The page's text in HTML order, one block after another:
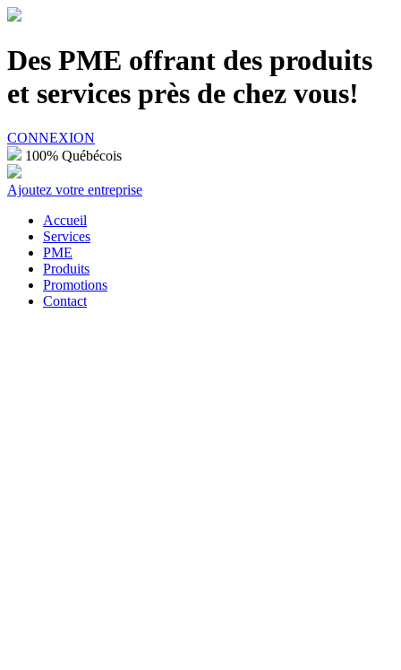
Des PME offrant des produits
et services près de chez vous!
CONNEXION
100% Québécois
Ajoutez votre entreprise
Accueil
Services
PME
Produits
Promotions
Contact